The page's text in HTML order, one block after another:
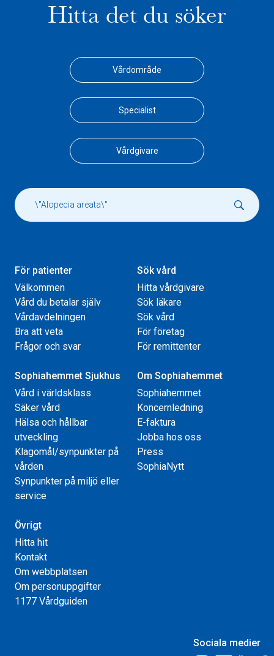
Hitta det du söker
Vårdområde
Specialist
Vårdgivare
För patienter
Välkommen
Vård du betalar själv
Vårdavdelningen
Bra att veta
Frågor och svar
Sök vård
Hitta vårdgivare
Sök läkare
Sök vård
För företag
För remittenter
Sophiahemmet Sjukhus
Vård i världsklass
Säker vård
Hälsa och hållbar
utveckling
Klagomål/synpunkter på
vården
Synpunkter på miljö eller
service
Om Sophiahemmet
Sophiahemmet
Koncernledning
E-faktura
Jobba hos oss
Press
SophiaNytt
Övrigt
Hitta hit
Kontakt
Om webbplatsen
Om personuppgifter
1177 Vårdguiden
Sociala medier